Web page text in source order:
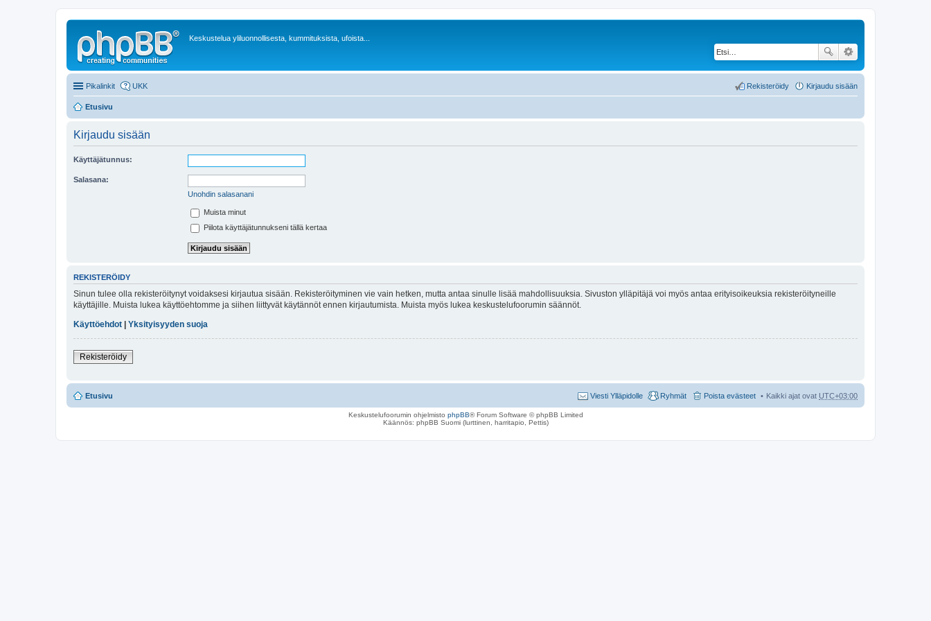
Keskustelua yliluonnollisesta, kummituksista, ufoista...
Pikalinkit UKK Kirjaudu sisään
Rekisteröidy
Etusivu
Kirjaudu sisään
Käyttäjätunnus:
Salasana:
Unohdin salasanani
Muista minut
Piilota käyttäjätunnukseni tällä kertaa
REKISTERÖIDY
Sinun tulee olla rekisteröitynyt voidaksesi kirjautua sisään. Rekisteröityminen vie vain hetken, mutta antaa sinulle lisää mahdollisuuksia. Sivuston ylläpitäjä voi myös antaa erityisoikeuksia rekisteröityneille
käyttäjille. Muista lukea käyttöehtomme ja siihen liittyvät käytännöt ennen kirjautumista. Muista myös lukea keskustelufoorumin säännöt.
Käyttöehdot | Yksityisyyden suoja
Rekisteröidy
Etusivu Kaikki ajat ovat UTC+03:00
Poista evästeet
Ryhmät
Viesti Ylläpidolle
Keskustelufoorumin ohjelmisto phpBB® Forum Software © phpBB Limited
Käännös: phpBB Suomi (lurttinen, harritapio, Pettis)